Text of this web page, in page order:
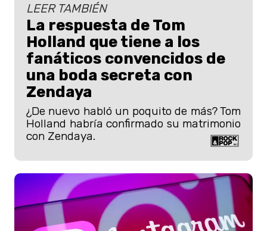
LEER TAMBIÉN
La respuesta de Tom
Holland que tiene a los
fanáticos convencidos de
una boda secreta con
Zendaya
¿De nuevo habló un poquito de más? Tom
Holland habría confirmado su matrimonio
con Zendaya.